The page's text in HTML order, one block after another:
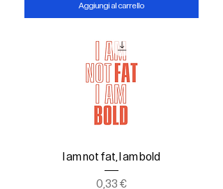
Aggiungi al carrello
I am not fat, I am bold
Prezzo
0,33 €